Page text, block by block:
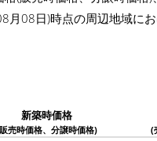
08日)時点の周辺地域に
新築時価格
売時価格、分譲時価格) (